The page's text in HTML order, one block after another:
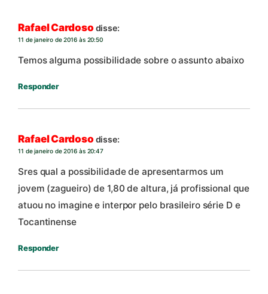
Rafael Cardoso disse:
11 de janeiro de 2016 às 20:50
Temos alguma possibilidade sobre o assunto abaixo
Responder
Rafael Cardoso disse:
11 de janeiro de 2016 às 20:47
Sres qual a possibilidade de apresentarmos um
jovem (zagueiro) de 1,80 de altura, já profissional que
atuou no imagine e interpor pelo brasileiro série D e
Tocantinense
Responder